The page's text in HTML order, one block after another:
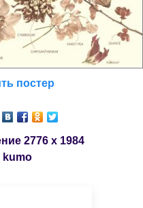
постер
2776 x 1984
kumo